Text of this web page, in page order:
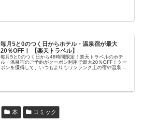
毎月5と0のつく日からホテル・温泉宿が最大
20％OFF！ 【楽天トラベル】
毎月5と0のつく日から48時間限定！楽天トラベルのホテ
ル・温泉宿のご予約がクーポン利用で最大20％OFF！クー
ポンを獲得して、いつもよりもワンランク上の宿や温泉宿
本 コミック